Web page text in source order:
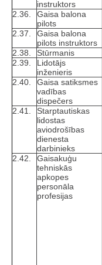
instruktors
2.36.
Gaisa balona
pilots
2.37.
Gaisa balona
pilots instruktors
2.38. Stūrmanis
2.39.
Lidotājs
inženieris
2.40.
Gaisa satiksmes
vadības
dispečers
2.41.
Starptautiskas
lidostas
aviodrošības
dienesta
darbinieks
2.42.
Gaisakuģu
tehniskās
apkopes
personāla
profesijas